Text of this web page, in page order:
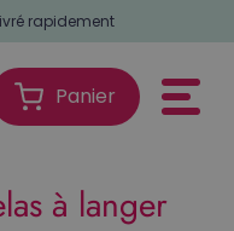
rapidement
Panier
Panier
à langer